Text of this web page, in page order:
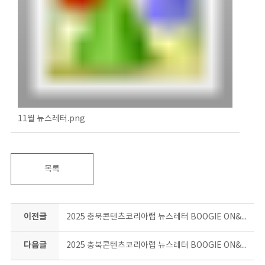
11월 뉴스레터.png
목록
이전글 2025 충북콘텐츠코리아랩 뉴스레터 BOOGIE ON&ON 10월호
다음글 2025 충북콘텐츠코리아랩 뉴스레터 BOOGIE ON&ON 12월호